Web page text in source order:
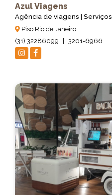
Azul Viagens
Agência de viagens | Serviços
Piso Rio de Janeiro
(31) 32286099
3201-6966